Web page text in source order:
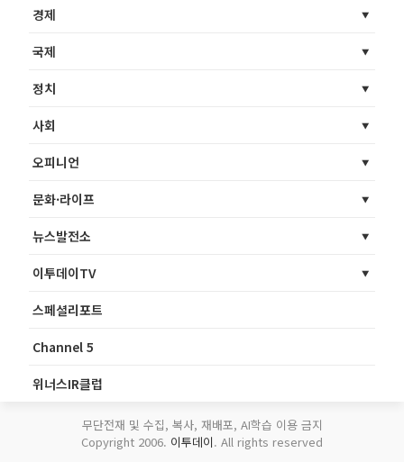
경제
국제
정치
사회
오피니언
문화·라이프
뉴스발전소
이투데이TV
스페셜리포트
Channel 5
위너스IR클럽
무단전재 및 수집, 복사, 재배포, AI학습 이용 금지
Copyright 2006. 이투데이. All rights reserved